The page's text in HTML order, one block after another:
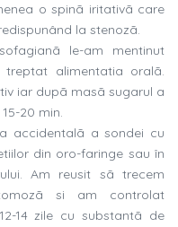
o spinã iritativã care
la stenozã.
le-am mentinut
alimentatia oralã.
iar dupã masã sugarul a
20 min.
accidentalã a sondei cu
din oro-faringe sau în
Am reusit sã trecem
si am controlat
14 zile cu substantã de